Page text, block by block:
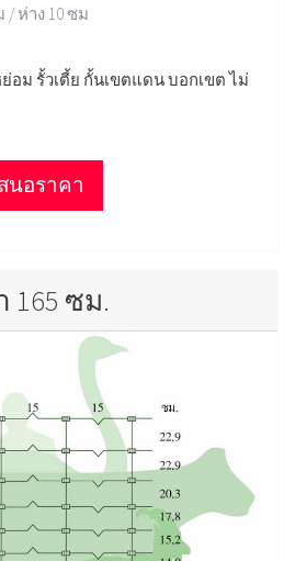
/ ห่าง 10 ซม
อม รั้วเตี้ย กั้นเขตแดน บอกเขต ไม่
นอราคา
165 ซม.